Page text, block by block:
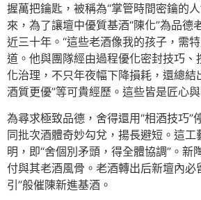
握萬把鑰匙，被稱為“掌管時間密鑰的
來，為了讓壇中優質基酒“陳化”為品德
近三十年。“這些老酒像我的孩子，需
道。他與團隊經由過程優化密封技巧、
化治理，不只年夜幅下降損耗，還總結
酒質更優”等可貴經歷。這些皆是匠心
為尋求極致品德，舍得還用“相酒技巧”
同批次酒體奇妙勾兌，揚長避短。這工
明，即“舍個別矛頭，得全體協調”。新
付與其老酒風骨。老酒轉出后新壇內必
引”般催陳新進基酒。